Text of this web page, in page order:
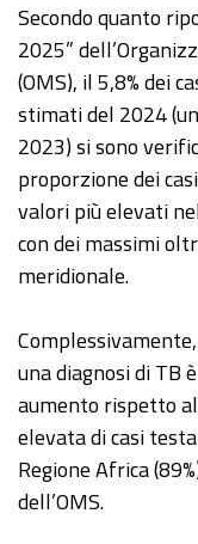
Secondo quanto
2025”
(OMS), il 5,8% dei
stimati del 2024
2023) si sono
proporzione dei
valori più elevati
con dei massimi
meridionale.
una diagnosi di TB
aumento rispetto
elevata di casi
Regione Africa
dell’OMS.